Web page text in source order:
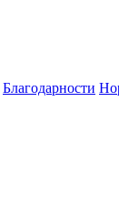
Благодарности